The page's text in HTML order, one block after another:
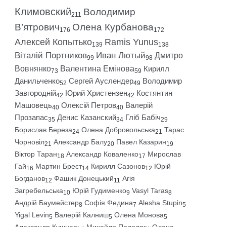
Климовский211 Володимир
В’ятрович176 Олена Курбанова172
Алексей Копытько139 Ramis Yunus138
Віталій Портников99 Иван Лютый98 Дмитро
Вовнянко73 Валентина Емінова59 Кирилл
Данильченко52 Сергей Ауслендер49 Володимир
Завгородній42 Юрий Христензен42 Костянтин
Машовець40 Олексій Петров40 Валерій
Прозапас35 Денис Казанский34 Гліб Бабіч29
Борислав Береза24 Олена Добровольська21 Тарас
Чорновіл21 Александр Балу20 Павел Казарин19
Віктор Таран18 Александр Коваленко17 Мирослав
Гай16 Мартин Брест14 Кирилл Сазонов12 Юрій
Богданов12 Фашик Донецький11 Агія
Загребельська10 Юрій Гудименко9 Vasyl Taras8
Андрій Баумейстер8 Софія Федина7 Alesha Stupin5
Yigal Levin5 Валерій Калниш5 Олена Монова5